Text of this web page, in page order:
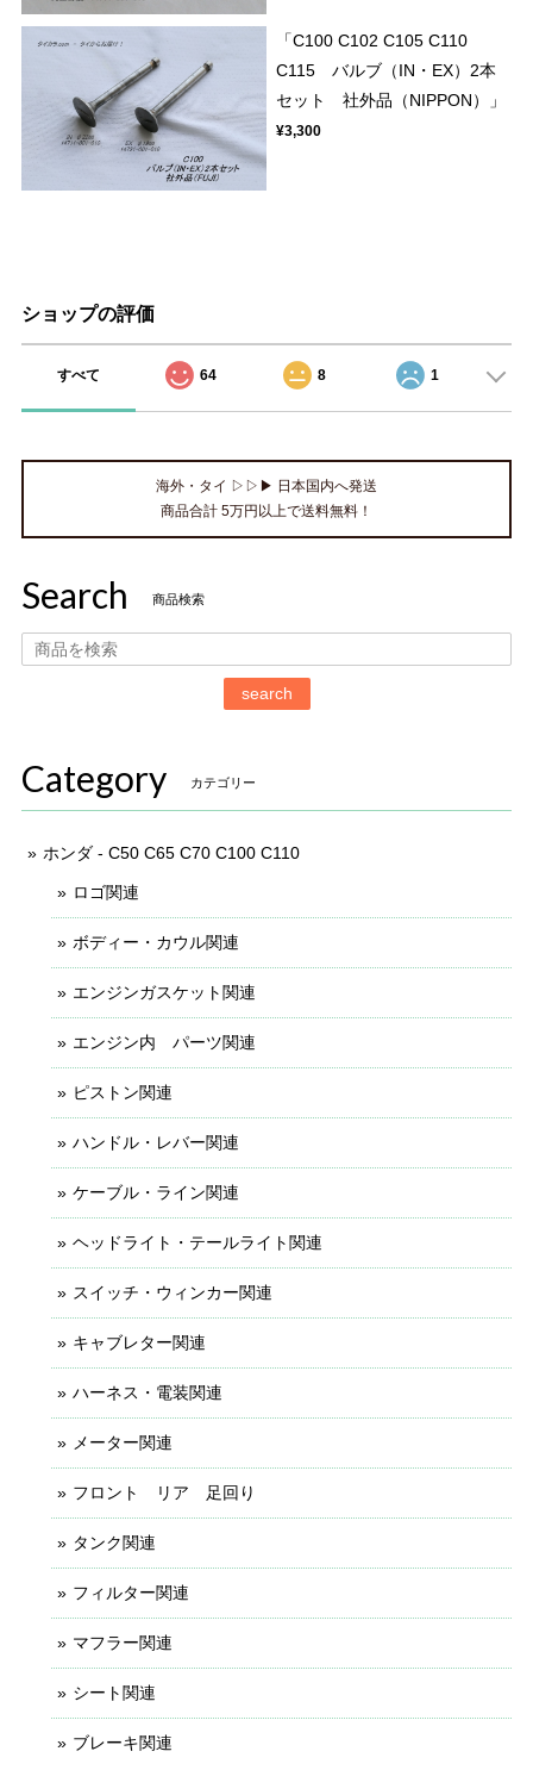
「C100 C102 C105 C110
C115 バルブ（IN・EX）2本
セット 社外品（NIPPON）」
¥3,300
ショップの評価
すべて 64 8 1
海外・タイ ▷▷▶ 日本国内へ発送
商品合計 5万円以上で送料無料！
Search 商品検索
search
Category カテゴリー
ホンダ - C50 C65 C70 C100 C110
ロゴ関連
ボディー・カウル関連
エンジンガスケット関連
エンジン内 パーツ関連
ピストン関連
ハンドル・レバー関連
ケーブル・ライン関連
ヘッドライト・テールライト関連
スイッチ・ウィンカー関連
キャブレター関連
ハーネス・電装関連
メーター関連
フロント リア 足回り
タンク関連
フィルター関連
マフラー関連
シート関連
ブレーキ関連